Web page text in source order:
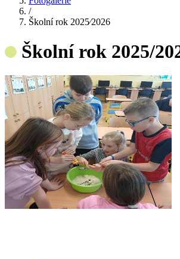
/
Školní rok 2025⁄2026
Školní rok 2025/